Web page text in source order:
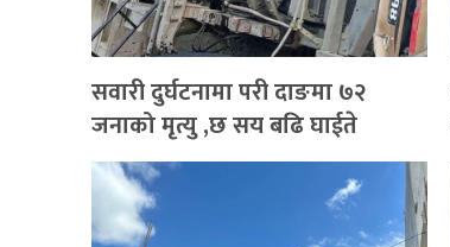
सवारी दुर्घटनामा परी दाङमा ७२
जनाको मृत्यु ,छ सय बढि घाईते